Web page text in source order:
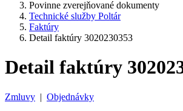
Povinne zverejňované dokumenty
Technické služby Poltár
Faktúry
Detail faktúry 3020230353
Detail faktúry
Zmluvy | Objednávky